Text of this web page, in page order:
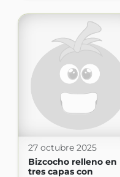
27 octubre 2025
Bizcocho relleno en
tres capas con